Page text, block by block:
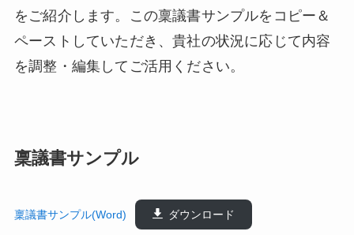
をご紹介します。この稟議書サンプルをコピー＆
ペーストしていただき、貴社の状況に応じて内容
を調整・編集してご活用ください。
稟議書サンプル
稟議書サンプル(Word) ダウンロード